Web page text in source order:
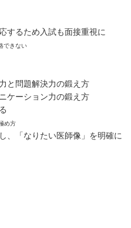
するため入試も面接重視に
できない
と問題解決力の鍛え方
ケーション力の鍛え方
め方
、「なりたい医師像」を明確に